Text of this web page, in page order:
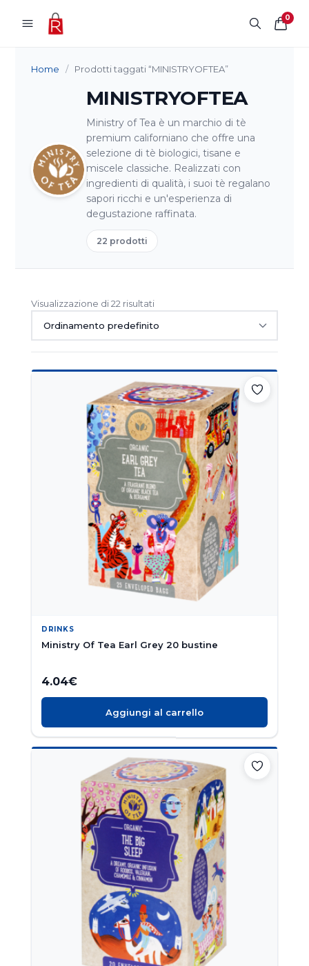
0
Home / Prodotti taggati “MINISTRYOFTEA”
MINISTRYOFTEA
Ministry of Tea è un marchio di tè
premium californiano che offre una
selezione di tè biologici, tisane e
miscele classiche. Realizzati con
ingredienti di qualità, i suoi tè regalano
sapori ricchi e un'esperienza di
degustazione raffinata.
22 prodotti
Visualizzazione di 22 risultati
DRINKS
Ministry Of Tea Earl Grey 20 bustine
4.04€
Aggiungi al carrello